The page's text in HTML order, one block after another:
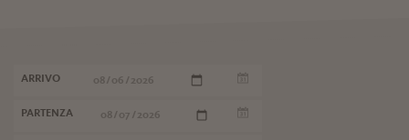
ARRIVO
PARTENZA